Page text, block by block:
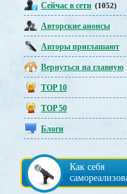
Сейчас в сети (1052)
Авторские анонсы
Авторы приглашают
Вернуться на главную
TOP 10
TOP 50
Блоги
Как себя